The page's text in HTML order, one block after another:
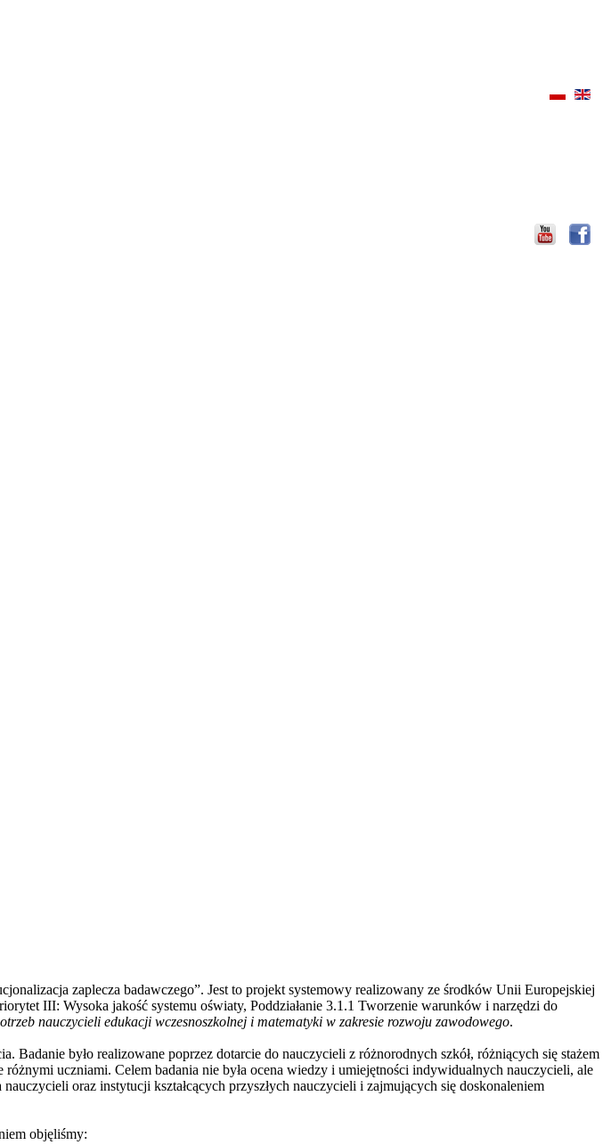
zaplecza badawczego”. Jest to projekt systemowy realizowany ze środków Unii Europejskiej
III: Wysoka jakość systemu oświaty, Poddziałanie 3.1.1 Tworzenie warunków i narzędzi do
nauczycieli edukacji wczesnoszkolnej i matematyki w zakresie rozwoju zawodowego.
było realizowane poprzez dotarcie do nauczycieli z różnorodnych szkół, różniących się stażem
uczniami. Celem badania nie była ocena wiedzy i umiejętności indywidualnych nauczycieli, ale
oraz instytucji kształcących przyszłych nauczycieli i zajmujących się doskonaleniem
objęliśmy: